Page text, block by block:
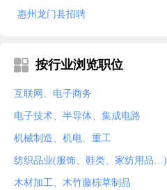
惠州龙门县招聘
按行业浏览职位
互联网、电子商务
电子技术、半导体、集成电路
机械制造、机电、重工
纺织品业(服饰、鞋类、家纺用品…)
木材加工、木竹藤棕草制品